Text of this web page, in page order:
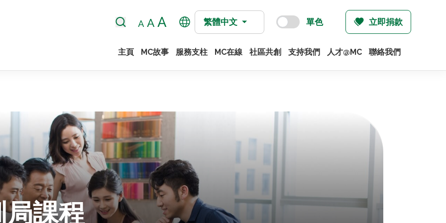
繁體中文 單色 立即捐款
主頁 MC故事 服務支柱 MC在線 社區共創 支持我們 人才@MC 聯絡我們
課程